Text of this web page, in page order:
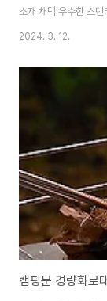
소재 채택 우수한 스
형되지 않습니다. 일체
식 조리하기 ,야외바
원단의 전용가방 캠
점화통로 활용가능 제
https://
캠핑문 차콜스타터
2024. 3. 12.
캠핑문 경량화로